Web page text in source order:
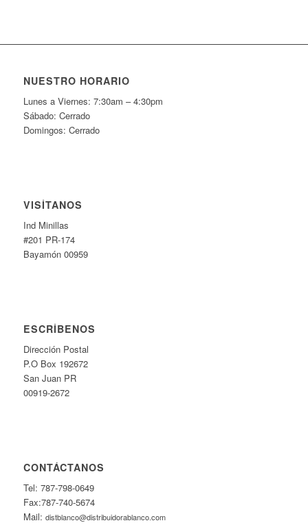
NUESTRO HORARIO
Lunes a Viernes: 7:30am – 4:30pm
Sábado: Cerrado
Domingos: Cerrado
VISÍTANOS
Ind Minillas
#201 PR-174
Bayamón 00959
ESCRÍBENOS
Dirección Postal
P.O Box 192672
San Juan PR
00919-2672
CONTÁCTANOS
Tel: 787-798-0649
Fax:787-740-5674
Mail: distblanco@distribuidorablanco.com